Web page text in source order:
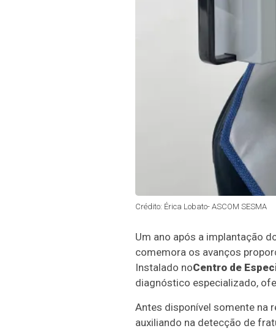
Crédito: Érica Lobato- ASCOM SESMA
Um ano após a implantação
comemora os avanços
Instalado noCentro de
diagnóstico especializado,
Antes disponível somente na
auxiliando na detecção de